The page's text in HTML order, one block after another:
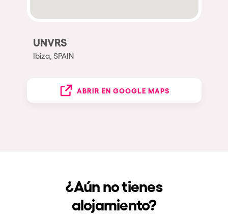
UNVRS
Ibiza, SPAIN
ABRIR EN GOOGLE MAPS
¿Aún no tienes
alojamiento?